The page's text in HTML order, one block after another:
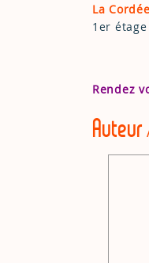
La
1er étage
Rendez